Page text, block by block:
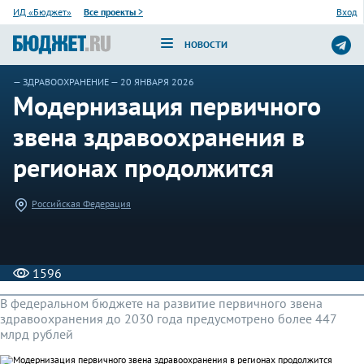
ИД «Бюджет» Все проекты > Вход
НОВОСТИ
— ЗДРАВООХРАНЕНИЕ — 20 ЯНВАРЯ 2026
Модернизация первичного
звена здравоохранения в
регионах продолжится
Российская Федерация
1596
В федеральном бюджете на развитие первичного звена
здравоохранения до 2030 года предусмотрено более 447
млрд рублей